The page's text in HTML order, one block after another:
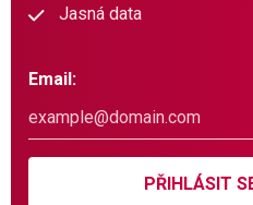
Jasná data
Email:
PŘIHLÁSIT